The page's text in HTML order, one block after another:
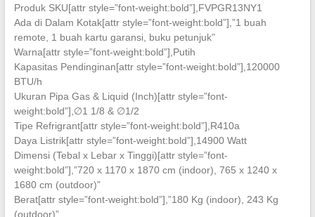
Produk SKU[attr style=”font-weight:bold”],FVPGR13NY1
Ada di Dalam Kotak[attr style=”font-weight:bold”],”1 buah
remote, 1 buah kartu garansi, buku petunjuk”
Warna[attr style=”font-weight:bold”],Putih
Kapasitas Pendinginan[attr style=”font-weight:bold”],120000
BTU/h
Ukuran Pipa Gas & Liquid (Inch)[attr style=”font-
weight:bold”],∅1 1/8 & ∅1/2
Tipe Refrigrant[attr style=”font-weight:bold”],R410a
Daya Listrik[attr style=”font-weight:bold”],14900 Watt
Dimensi (Tebal x Lebar x Tinggi)[attr style=”font-
weight:bold”],”720 x 1170 x 1870 cm (indoor), 765 x 1240 x
1680 cm (outdoor)”
Berat[attr style=”font-weight:bold”],”180 Kg (indoor), 243 Kg
(outdoor)”